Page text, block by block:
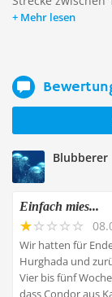
Mehr lesen
Blubberer
Einfach mies...
Wir hatten für
Hurghada und
Vier bis fünf
dass Condor aus